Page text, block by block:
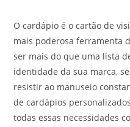
O cardápio é o cartão de
mais poderosa ferramenta
ser mais do que uma lista
identidade da sua marca,
resistir ao manuseio
de cardápios
todas essas necessidades